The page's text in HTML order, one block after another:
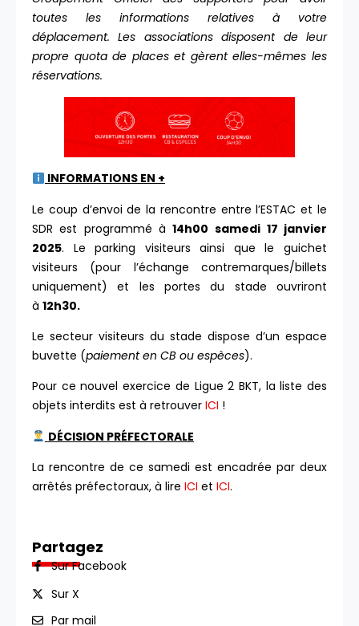
toutes les informations relatives à votre
déplacement. Les associations disposent de leur
propre quota de places et gèrent elles-mêmes les
réservations.
INFORMATIONS EN +
Le coup d’envoi de la rencontre entre l’ESTAC et le
SDR est programmé à14h00 samedi 17 janvier
2025. Le parking visiteurs ainsi que le guichet
visiteurs (pour l’échange contremarques/billets
uniquement) et les portes du stade ouvriront
à 12h30.
Le secteur visiteurs du stade dispose d’un espace
buvette (paiement en CB ou espèces).
Pour ce nouvel exercice de Ligue 2 BKT, la liste des
objets interdits est à retrouver ICI !
DÉCISION PRÉFECTORALE
La rencontre de ce samedi est encadrée par deux
arrêtés préfectoraux, à lire ICI et ICI.
Partagez
Sur Facebook
Sur X
Par mail